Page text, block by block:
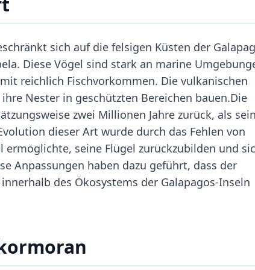
sich auf die felsigen Küsten der
Diese Vögel sind stark an marine
reichlich Fischvorkommen. Die vulkanischen
Nester in geschützten Bereichen bauen.Die
zwei Millionen Jahre zurück, als
dieser Art wurde durch das Fehlen von
seine Flügel zurückzubilden und
Anpassungen haben dazu geführt, dass der
des Ökosystems der Galapagos-Inseln